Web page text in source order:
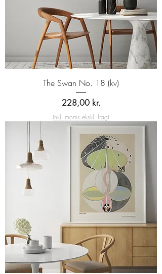
The Swan No. 18 (kv)
Pris
228,00 kr.
inkl. moms ekskl. fragt